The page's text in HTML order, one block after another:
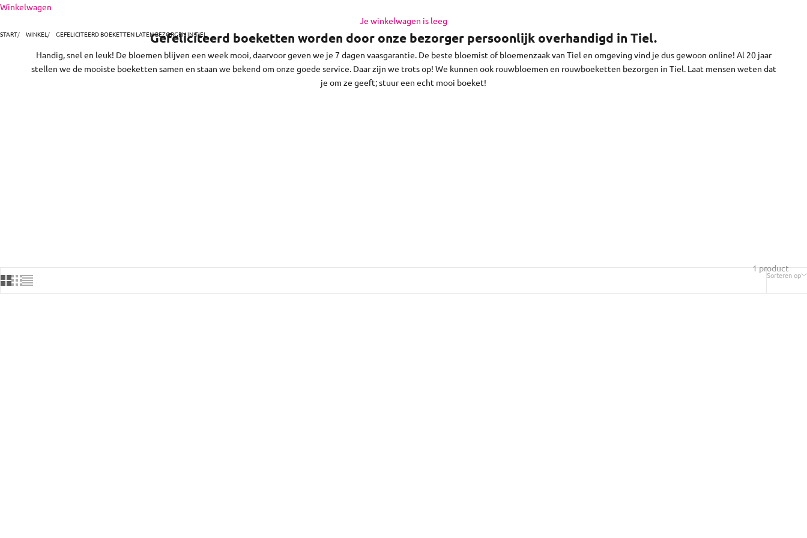
Naar inhoud
Winkelwagen
Je winkelwagen is leeg
START WINKEL GEFELICITEERD BOEKETTEN LATEN BEZORGEN IN TIEL
het niet. En zo makkelijk! Kies en bestel je boeket online. Doe dat op werkdagen vóór 13:30 uur (op zaterdag voor 11:30 uur) en je bloemen worden vandaag bezorgd in Tiel. We brengen je
bloemen in Tiel en de regio daaromheen, op zon- en feestdagen bezorgen we niet.
Gefeliciteerd boeketten worden door onze bezorger persoonlijk overhandigd in Tiel.
Handig, snel en leuk! De bloemen blijven een week mooi, daarvoor geven we je 7 dagen vaasgarantie. De beste bloemist of bloemenzaak van Tiel en omgeving vind je dus gewoon online! Al 20 jaar
stellen we de mooiste boeketten samen en staan we bekend om onze goede service. Daar zijn we trots op! We kunnen ook rouwbloemen en rouwboeketten bezorgen in Tiel. Laat mensen weten dat
je om ze geeft; stuur een echt mooi boeket!
Sorteren op
1 product